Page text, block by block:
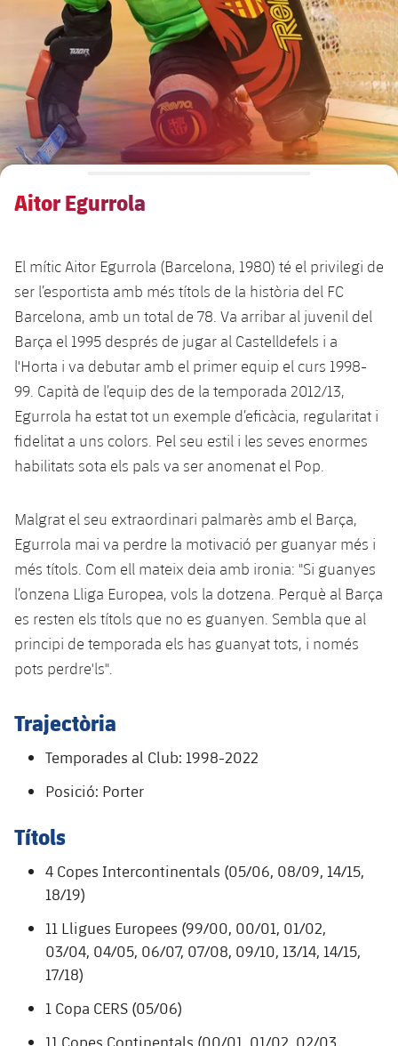
plusicon
més
Junta Directiva
Estructura executiva
chevron-right
label.aria.chevronright
Documents
chevron-right
label.aria.chevronright
Comissions i òrgans
chevron-right
label.aria.chevronright
plusicon
més
Barça Academy
Més que un club
La Masia
plusicon
més
Dècada a dècada
Jugadors de llegenda
Entrenadors
Centre de documentació
plusicon
més
Spotify Camp Nou
Palau Blaugrana
Estadi Johan Cruyff
La Masia
plusicon
més
Serveis
plusicon
més
Calendari
Entrades
Resultats
Classificació
Jugadores
Fotos
Jugadores històriques
Actualitat
Calendari
Entrades
Resultats
Classificació
Fotos
Història
Barça Legends
plusicon
més
Contacte
Jugadors
Partits
Notícies
Formatiu masculí
plusicon
més
Actualitat
Fotos
Juvenil A
SUB16
SUB15
SUB14
SUB12
SUB11 A
SUB11 B
SUB10 A
SUB10 B
SUB8 A
Formatiu femení
plusicon
més
Fotos
Femení B
Juvenil
SUB14 B
SUB13 B
SUB11 C
Campus Estiu
PLUSICON
MÉS
Primer Equip
plusicon
més
Actualitat
Calendari
Entrades
Resultats
Classificacions
Jugadors
Fotos
Història
Palmarès
plusicon
més
Base
Barça Atlètic
Cadet A
Cadet B
Infantil A
Infantil B
Mini
Campus Estiu
PLUSICON
MÉS
Actualitat
Calendari
Entrades
Resultats
Classificació
Jugadors
Palmarès
Barça Atlètic
Actualitat
Calendari
Classificació
Base
plusicon
més
Actualitat
Cadet A
Infantil B
PLUSICON
MÉS
Calendari
Resultats
Classificació
Jugadors
Fotos
plusicon
més
Actualitat
Resultats
Jugadors
Classificació
Base
plusicon
més
Juvenil
Cadet
Infantil
Aleví
Campus Verano
PLUSICON
MÉS
Primer equip
plusicon
més
Actualitat
Barça Atlètic
Base
plusicon
més
Aitor Egurrola
El mític Aitor Egurrola (Barcelona, 1980) té el privilegi de
ser l’esportista amb més títols de la història del FC
Barcelona, amb un total de 78. Va arribar al juvenil del
Barça el 1995 després de jugar al Castelldefels i a
l'Horta i va debutar amb el primer equip el curs 1998-
99. Capità de l’equip des de la temporada 2012/13,
Egurrola ha estat tot un exemple d’eficàcia, regularitat i
fidelitat a uns colors. Pel seu estil i les seves enormes
habilitats sota els pals va ser anomenat el Pop.
Malgrat el seu extraordinari palmarès amb el Barça,
Egurrola mai va perdre la motivació per guanyar més i
més títols. Com ell mateix deia amb ironia: "Si guanyes
l’onzena Lliga Europea, vols la dotzena. Perquè al Barça
es resten els títols que no es guanyen. Sembla que al
principi de temporada els has guanyat tots, i només
pots perdre'ls".
Trajectòria
Temporades al Club: 1998-2022
Posició: Porter
Títols
4 Copes Intercontinentals (05/06, 08/09, 14/15,
18/19)
11 Lligues Europees (99/00, 00/01, 01/02,
03/04, 04/05, 06/07, 07/08, 09/10, 13/14, 14/15,
17/18)
1 Copa CERS (05/06)
11 Copes Continentals (00/01, 01/02, 02/03,